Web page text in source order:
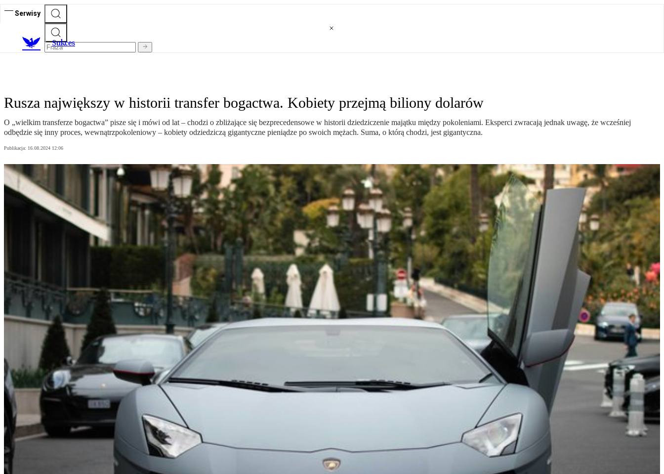
Serwisy
Sukces
Rusza największy w historii transfer bogactwa. Kobiety przejmą biliony dolarów
O „wielkim transferze bogactwa” pisze się i mówi od lat – chodzi o zbliżające się bezprecedensowe w historii dziedziczenie majątku między pokoleniami. Eksperci zwracają jednak uwagę, że wcześniej
odbędzie się inny proces, wewnątrzpokoleniowy – kobiety odziedziczą gigantyczne pieniądze po swoich mężach. Suma, o którą chodzi, jest gigantyczna.
Publikacja: 16.08.2024 12:06